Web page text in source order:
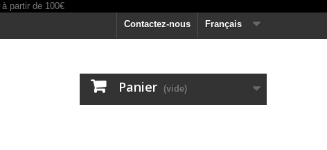
Français
Contactez-nous
Panier (vide)